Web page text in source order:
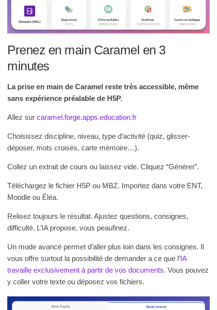
Prenez en main Caramel en 3
minutes
La prise en main de Caramel reste très accessible, même
sans expérience préalable de H5P.
Allez sur caramel.forge.apps.education.fr
Choisissez discipline, niveau, type d’activité (quiz, glisser-
déposer, mots croisés, carte mémoire…).
Collez un extrait de cours ou laissez vide. Cliquez “Générer”.
Téléchargez le fichier H5P ou MBZ. Importez dans votre ENT,
Moodle ou Éléa.
Relisez toujours le résultat. Ajustez questions, consignes,
difficulté. L’IA propose, vous peaufinez.
Un mode avancé permet d’aller plus loin dans les consignes. Il
vous offre surtout la possibilité de demander a ce que l’IA
travaille exclusivement à partir de vos documents. Vous pouvez
y coller votre texte ou déposez vos fichiers.